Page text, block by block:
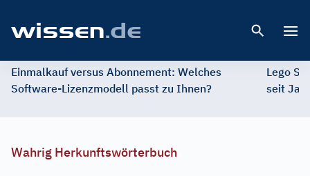
Einmalkauf versus Abonnement: Welches
Software-Lizenzmodell passt zu Ihnen?
Lego
seit
Wahrig Herkunftswörterbuch